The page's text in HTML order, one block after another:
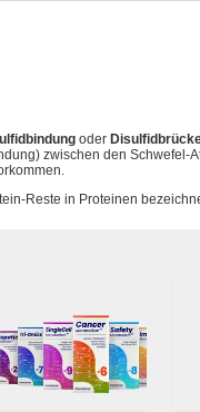
oder
zwischen den Schwefel-
Reste in Proteinen